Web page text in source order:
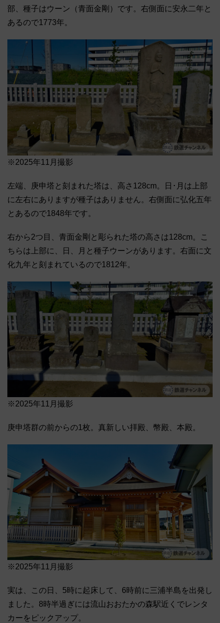
部、種子はウーン（青面金剛）です。右側面に安永二年と
あるので1773年。
※2025年11月撮影
左端、庚申塔と刻まれた塔は、高さ128cm。日･月は上部
に左右にありますが種子はありません。右側面に弘化五年
とあるので1848年です。
右から2つ目、青面金剛と彫られた塔の高さは128cm。こ
ちらは上部に、日、月と種子ウーンがあります。右面に文
化九年と刻まれているので1812年。
※2025年11月撮影
庚申塔群の前からの1枚。真新しい拝殿、幣殿、本殿。
※2025年11月撮影
実は、この日、5時に起床して、6時前に三浦半島を出発し
ました。8時半過ぎには流山おおたかの森駅近くでレンタ
カーをピックアップ。